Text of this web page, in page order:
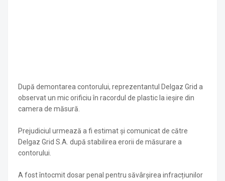
După demontarea contorului, reprezentantul Delgaz Grid a
observat un mic orificiu în racordul de plastic la ieșire din
camera de măsură.
Prejudiciul urmează a fi estimat și comunicat de către
Delgaz Grid S.A. după stabilirea erorii de măsurare a
contorului.
A fost întocmit dosar penal pentru săvârșirea infracțiunilor